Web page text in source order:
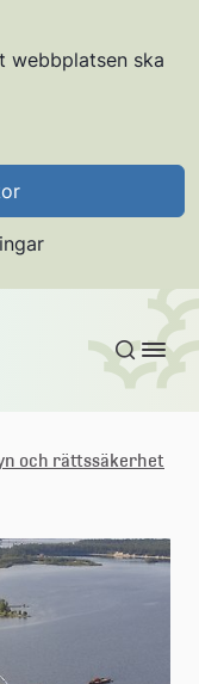
webbplatsen ska
och rättssäkerhet